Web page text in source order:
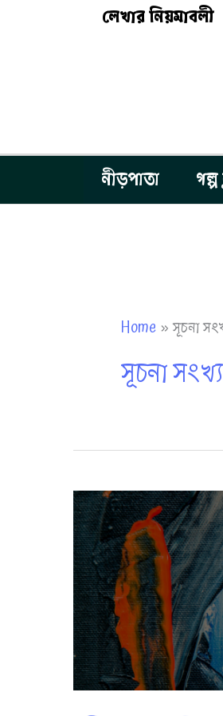
লেখার নিয়মাবলী
নীড়পাতা
Home সূচনা
সূচনা